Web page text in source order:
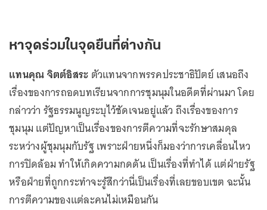
หาจุดร่วมในจุดยืนที่ต่างกัน
แทนคุณ จิตต์อิสระ ตัวแทนจากพรรคประชาธิปัตย์ เสนอถึง
เรื่องของการถอดบทเรียนจากการชุมนุมในอดีตที่ผ่านมา โดย
กล่าวว่า รัฐธรรมนูญระบุไว้ชัดเจนอยู่แล้ว ถึงเรื่องของการ
ชุมนุม แต่ปัญหาเป็นเรื่องของการตีความที่จะรักษาสมดุล
ระหว่างผู้ชุมนุมกับรัฐ เพราะฝ่ายหนึ่งก็มองว่าการเคลื่อนไหว
การปิดล้อม ทำให้เกิดความกดดัน เป็นเรื่องที่ทำได้ แต่ฝ่ายรัฐ
หรือฝ่ายที่ถูกกระทำจะรู้สึกว่านี่เป็นเรื่องที่เลยขอบเขต ฉะนั้น
การตีความของแต่ละคนไม่เหมือนกัน